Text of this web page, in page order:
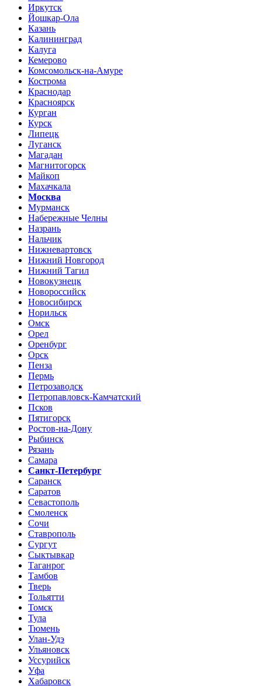
Иркутск
Йошкар-Ола
Казань
Калининград
Калуга
Кемерово
Комсомольск-на-Амуре
Кострома
Краснодар
Красноярск
Курган
Курск
Липецк
Луганск
Магадан
Магнитогорск
Майкоп
Махачкала
Москва
Мурманск
Набережные Челны
Назрань
Нальчик
Нижневартовск
Нижний Новгород
Нижний Тагил
Новокузнецк
Новороссийск
Новосибирск
Норильск
Омск
Орел
Оренбург
Орск
Пенза
Пермь
Петрозаводск
Петропавловск-Камчатский
Псков
Пятигорск
Ростов-на-Дону
Рыбинск
Рязань
Самара
Санкт-Петербург
Саранск
Саратов
Севастополь
Смоленск
Сочи
Ставрополь
Сургут
Сыктывкар
Таганрог
Тамбов
Тверь
Тольятти
Томск
Тула
Тюмень
Улан-Удэ
Ульяновск
Уссурийск
Уфа
Хабаровск